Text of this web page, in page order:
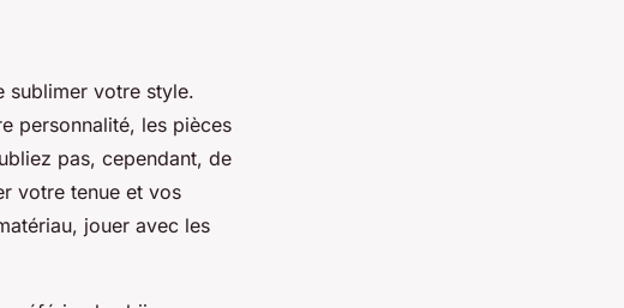
sublimer votre style.
personnalité, les pièces
pas, cependant, de
votre tenue et vos
jouer avec les